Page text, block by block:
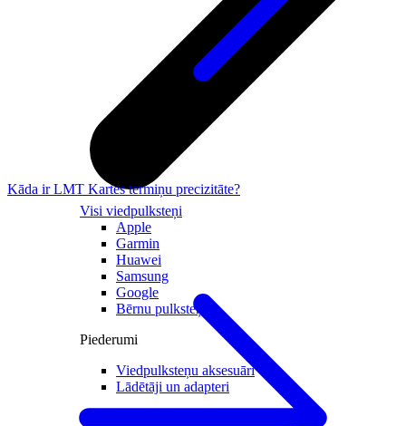
Visi viedpulksteņi
Apple
Garmin
Huawei
Samsung
Google
Bērnu pulksteņi
Piederumi
Viedpulksteņu aksesuāri
Lādētāji un adapteri
Noderīgi
Kāda ir LMT Kartes termiņu precizitāte?